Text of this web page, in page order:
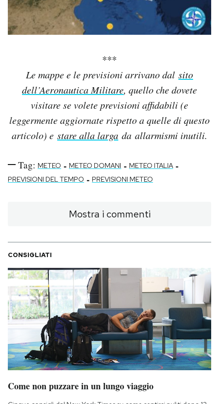
***
Le mappe e le previsioni arrivano dal sito
dell’Aeronautica Militare, quello che dovete
visitare se volete previsioni affidabili (e
leggermente aggiornate rispetto a quelle di questo
articolo) e stare alla larga da allarmismi inutili.
Tag: METEO - METEO DOMANI - METEO ITALIA -
PREVISIONI DEL TEMPO - PREVISIONI METEO
Mostra i commenti
CONSIGLIATI
Come non puzzare in un lungo viaggio